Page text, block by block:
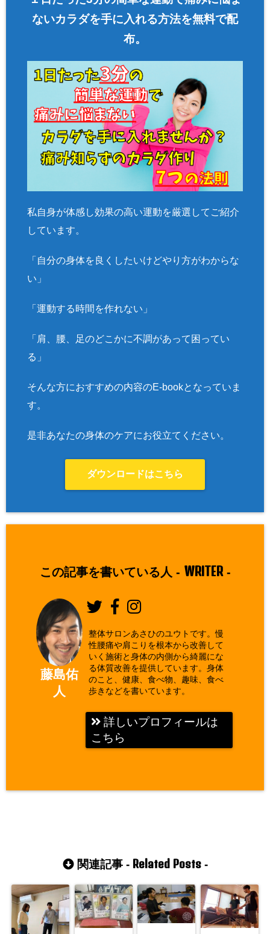
ないカラダを手に入れる方法を無料で配
布。
私自身が体感し効果の高い運動を厳選してご紹介
しています。
「自分の身体を良くしたいけどやり方がわからな
い」
「運動する時間を作れない」
「肩、腰、足のどこかに不調があって困ってい
る」
そんな方におすすめの内容のE-bookとなっていま
す。
是非あなたの身体のケアにお役立てください。
ダウンロードはこちら
この記事を書いている人 - WRITER-
藤島佑
人
整体サロンあさひのユウトです。慢
性腰痛や肩こりを根本から改善して
いく施術と身体の内側から綺麗にな
る体質改善を提供しています。身体
のこと、健康、食べ物、趣味、食べ
歩きなどを書いています。
詳しいプロフィールは
こちら
関連記事 - Related Posts-